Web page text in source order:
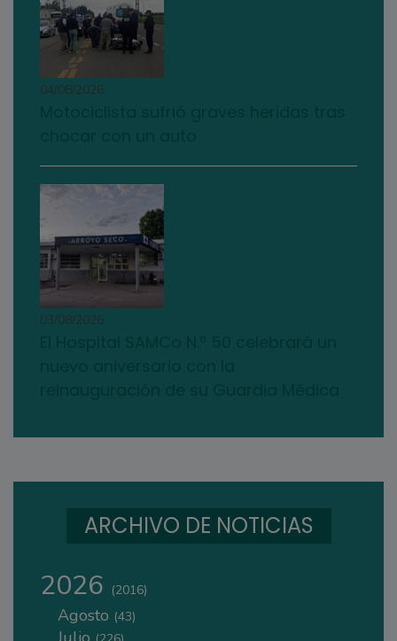
04/08/2026
03/08/2026
ARCHIVO DE NOTICIAS
2026 (2016)
Agosto (43)